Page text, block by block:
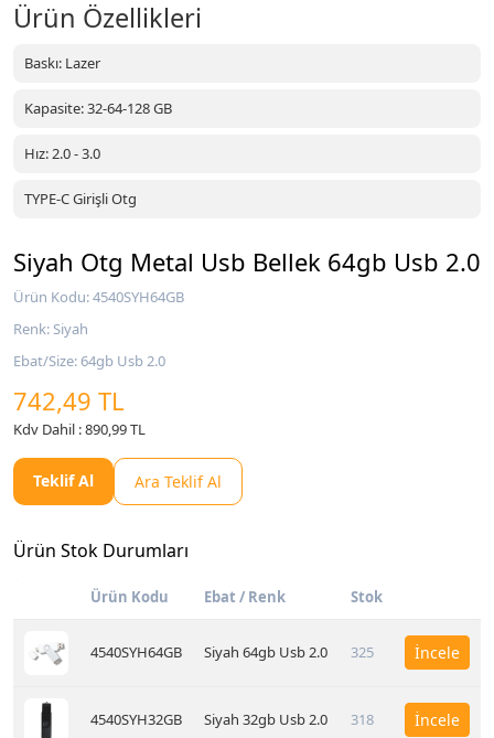
Ürün Özellikleri
Baskı: Lazer
Kapasite: 32-64-128 GB
Hız: 2.0 - 3.0
TYPE-C Girişli Otg
Siyah Otg Metal Usb Bellek 64gb Usb 2.0
Ürün Kodu: 4540SYH64GB
Renk: Siyah
Ebat/Size: 64gb Usb 2.0
742,49 TL
Kdv Dahil : 890,99 TL
Teklif Al Ara Teklif Al
Ürün Stok Durumları
Ürün Kodu Ebat / Renk Stok
4540SYH64GB Siyah 64gb Usb 2.0 325 İncele
4540SYH32GB Siyah 32gb Usb 2.0 318 İncele